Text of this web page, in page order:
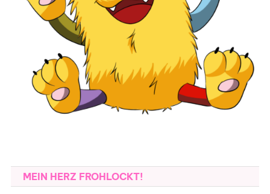
MEIN HERZ FROHLOCKT!